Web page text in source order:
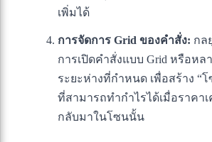
เพิ่มได้
การจัดการ Grid ของคำสั่ง: กล
การเปิดคำสั่งแบบ Grid หรือหล
ระยะห่างที่กำหนด เพื่อสร้าง “โ
ที่สามารถทำกำไรได้เมื่อราคา
กลับมาในโซนนั้น